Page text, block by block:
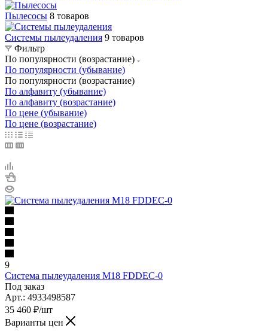
Пылесосы 8 товаров
Системы пылеудаления 9 товаров
Фильтр
По популярности (возрастание)
По популярности (убывание)
По популярности (возрастание)
По алфавиту (убывание)
По алфавиту (возрастание)
По цене (убывание)
По цене (возрастание)
9
Система пылеудаления M18 FDDEC-0
Под заказ
Арт.: 4933498587
35 460 ₽/шт
Варианты цен